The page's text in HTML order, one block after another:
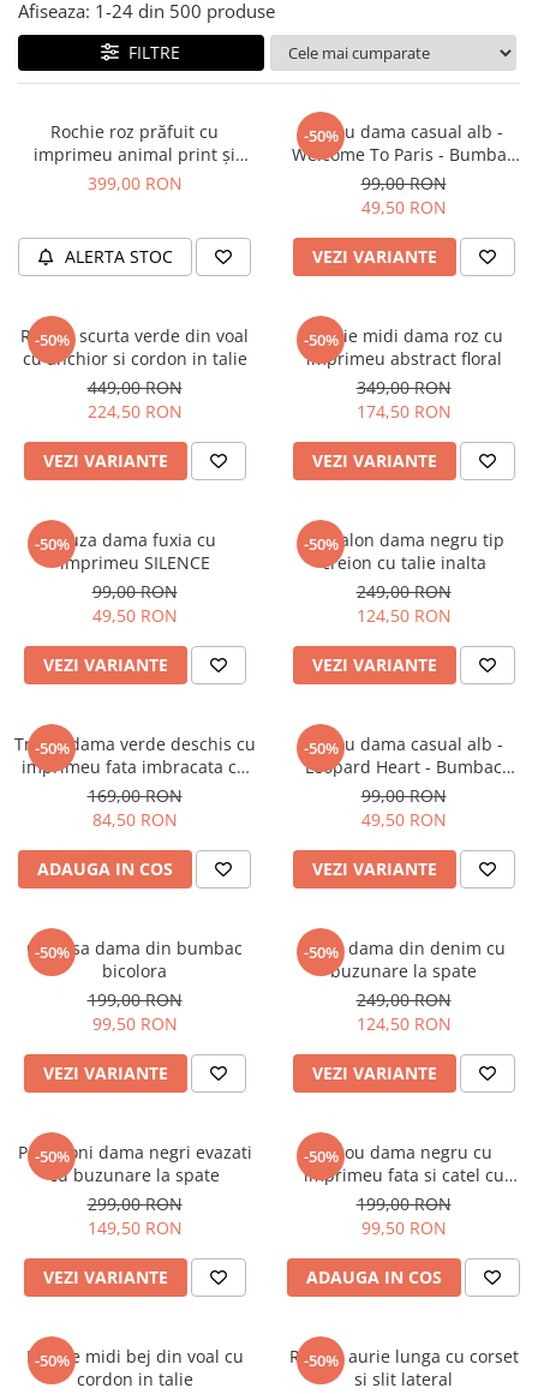
Tricouri si topuri
Rochii de eveniment
Afiseaza: 1-24 din 500 produse
FILTRE
Rochie roz prăfuit cu
imprimeu animal print și
curea
399,00 RON
ALERTA STOC
-50%
Tricou dama casual alb -
Welcome To Paris - Bumbac
Organic
99,00 RON
49,50 RON
VEZI VARIANTE
-50%
Rochie scurta verde din voal
cu anchior si cordon in talie
449,00 RON
224,50 RON
VEZI VARIANTE
-50%
Rochie midi dama roz cu
imprimeu abstract floral
349,00 RON
174,50 RON
VEZI VARIANTE
-50%Bluza dama fuxia cu
imprimeu SILENCE
99,00 RON
49,50 RON
VEZI VARIANTE
-50%
Pantalon dama negru tip
creion cu talie inalta
249,00 RON
124,50 RON
VEZI VARIANTE
-50%
Tricou dama verde deschis cu
imprimeu fata imbracata cu
alb si inghetata in mana
169,00 RON
84,50 RON
ADAUGA IN COS
-50%
Tricou dama casual alb -
Leopard Heart - Bumbac
Organic
99,00 RON
49,50 RON
VEZI VARIANTE
-50%
Camasa dama din bumbac
bicolora
199,00 RON
99,50 RON
VEZI VARIANTE
-50%
Blugi dama din denim cu
buzunare la spate
249,00 RON
124,50 RON
VEZI VARIANTE
-50%
Pantaloni dama negri evazati
cu buzunare la spate
299,00 RON
149,50 RON
VEZI VARIANTE
-50%
Tricou dama negru cu
imprimeu fata si catel cu
ochelari
199,00 RON
99,50 RON
ADAUGA IN COS
-50%
Rochie midi bej din voal cu
cordon in talie
-50%
Rochie aurie lunga cu corset
si slit lateral